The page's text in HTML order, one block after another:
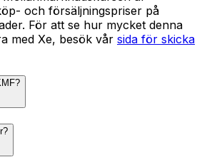
och försäljningspriser på
För att se hur mycket denna
med Xe, besök vår sida för skicka